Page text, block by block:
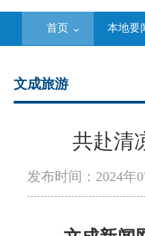
首页 本地要
文成旅游
共赴清
发布时间：2024年